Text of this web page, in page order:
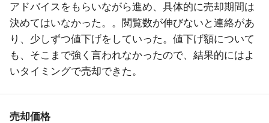
アドバイスをもらいながら進め、具体的に売却期間は
決めてはいなかった。。閲覧数が伸びないと連絡があ
り、少しずつ値下げをしていった。値下げ額について
も、そこまで強く言われなかったので、結果的にはよ
いタイミングで売却できた。
売却価格